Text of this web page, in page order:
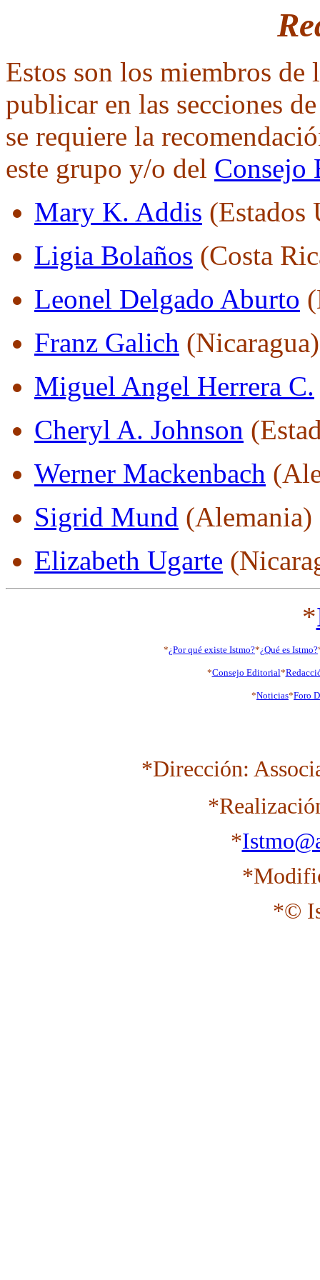
Estos son los miembros de
publicar en las secciones
se requiere la
este grupo y/o del Consejo
Mary K. Addis (Estados
Ligia Bolaños (Costa
Leonel Delgado Aburto
Franz Galich (Nicaragua)
Miguel Angel Herrera C.
Cheryl A. Johnson
Werner Mackenbach
Sigrid Mund (Alemania)
Elizabeth Ugarte
*
*¿Por qué existe Istmo?*¿Qué es Istmo?
*Consejo Editorial*
*Noticias*Foro
*Dirección:
*
*©